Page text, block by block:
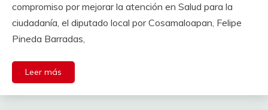
compromiso por mejorar la atención en Salud para la
ciudadanía, el diputado local por Cosamaloapan, Felipe
Pineda Barradas,
Leer más